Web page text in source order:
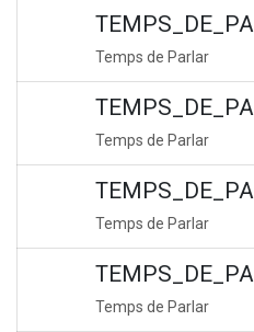
Temps de Parlar
Temps de Parlar
Temps de Parlar
Temps de Parlar